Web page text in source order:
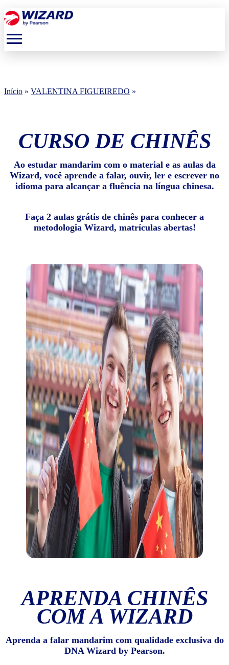
menu
Início » VALENTINA FIGUEIREDO »
CURSO DE CHINÊS
Ao estudar mandarim com o material e as aulas da
Wizard, você aprende a falar, ouvir, ler e escrever no
idioma para alcançar a fluência na língua chinesa.
Faça 2 aulas grátis de chinês para conhecer a
metodologia Wizard, matrículas abertas!
APRENDA CHINÊS
COM A WIZARD
Aprenda a falar mandarim com qualidade exclusiva do
DNA Wizard by Pearson.